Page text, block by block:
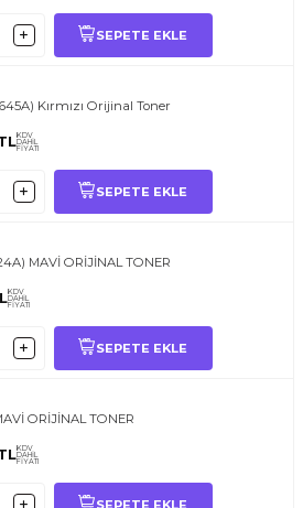
SEPETE EKLE
Kırmızı Orijinal Toner
KDV
DAHİL
FİYATI
SEPETE EKLE
MAVİ ORİJİNAL TONER
KDV
DAHİL
FİYATI
SEPETE EKLE
ORİJİNAL TONER
KDV
DAHİL
FİYATI
SEPETE EKLE